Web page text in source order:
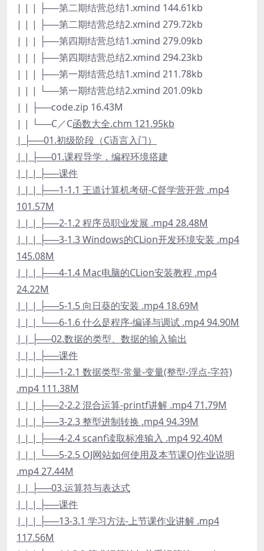
| | | ├──第二期结营总结1.xmind 144.61kb
| | | ├──第二期结营总结2.xmind 279.72kb
| | | ├──第四期结营总结1.xmind 279.09kb
| | | ├──第四期结营总结2.xmind 294.23kb
| | | ├──第一期结营总结1.xmind 211.78kb
| | | └──第一期结营总结2.xmind 201.09kb
| | ├──code.zip 16.43M
| | └──C／C函数大全.chm 121.95kb
| ├──01.初级阶段（C语言入门）
| | ├──01.课程导学，编程环境搭建
| | | ├──课件
| | | ├──1-1.1 王道计算机考研-C督学营开营 .mp4
101.57M
| | | ├──2-1.2 程序员职业发展 .mp4 28.48M
| | | ├──3-1.3 Windows的CLion开发环境安装 .mp4
145.08M
| | | ├──4-1.4 Mac电脑的CLion安装教程 .mp4
24.22M
| | | ├──5-1.5 向日葵的安装 .mp4 18.69M
| | | └──6-1.6 什么是程序-编译与调试 .mp4 94.90M
| | ├──02.数据的类型、数据的输入输出
| | | ├──课件
| | | ├──1-2.1 数据类型-常量-变量(整型-浮点-字符)
.mp4 111.38M
| | | ├──2-2.2 混合运算-printf讲解 .mp4 71.79M
| | | ├──3-2.3 整型进制转换 .mp4 94.39M
| | | ├──4-2.4 scanf读取标准输入 .mp4 92.40M
| | | └──5-2.5 OJ网站如何使用及本节课OJ作业说明
.mp4 27.44M
| | ├──03.运算符与表达式
| | | ├──课件
| | | ├──13-3.1 学习方法-上节课作业讲解 .mp4
117.56M